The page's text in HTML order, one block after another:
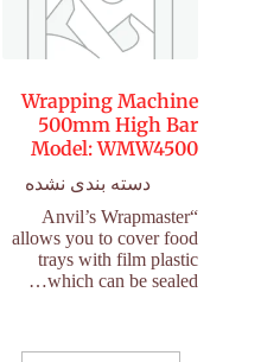
Wrapping Machine
500mm High Bar
Model: WMW4500
دسته بندی نشده
“Anvil’s Wrapmaster
allows you to cover food
trays with film plastic
which can be sealed…